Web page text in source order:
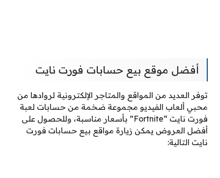
أفضل موقع بيع حسابات فورت نايت
توفر العديد من المواقع والمتاجر الإلكترونية لروادها من
محبي ألعاب الفيديو مجموعة ضخمة من حسابات لعبة
فورت نايت “Fortnite” بأسعار مناسبة، وللحصول على
أفضل العروض يمكن زيارة مواقع بيع حسابات فورت
نايت التالية: